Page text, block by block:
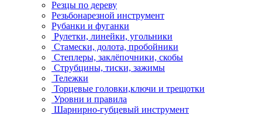
Резцы по дереву
Резьбонарезной инструмент
Рубанки и фуганки
Рулетки, линейки, угольники
Стамески, долота, пробойники
Степлеры, заклёпочники, скобы
Струбцины, тиски, зажимы
Тележки
Торцевые головки,ключи и трещотки
Уровни и правила
Шарнирно-губцевый инструмент